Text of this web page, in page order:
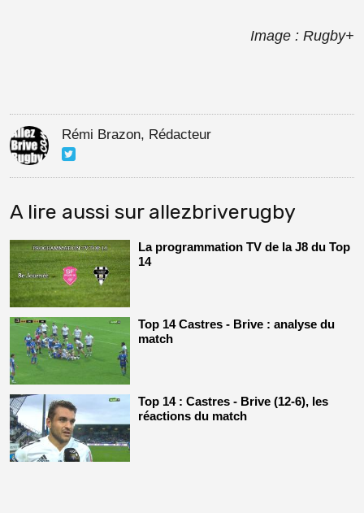
Image : Rugby+
Rémi Brazon, Rédacteur
A lire aussi sur allezbriverugby
La programmation TV de la J8 du Top
14
Top 14 Castres - Brive : analyse du
match
Top 14 : Castres - Brive (12-6), les
réactions du match